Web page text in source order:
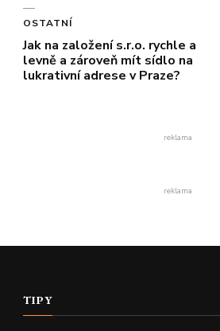
OSTATNÍ
Jak na založení s.r.o. rychle a
levně a zároveň mít sídlo na
lukrativní adrese v Praze?
reklama
reklama
TIPY